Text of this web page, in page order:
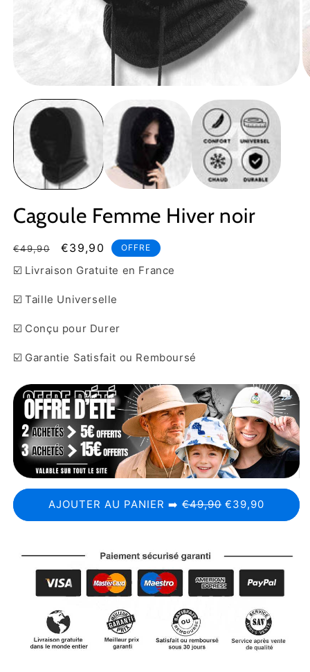
média
1
dans
fenêtre
modale
Cagoule Femme Hiver noir
Prix
habituel
€49,90
Prix
soldé
€39,90 OFFRE
☑️ Livraison Gratuite en France
☑️ Taille Universelle
☑️ Conçu pour Durer
☑️ Garantie Satisfait ou Remboursé
AJOUTER AU PANIER ➡️ €49,90 €39,90